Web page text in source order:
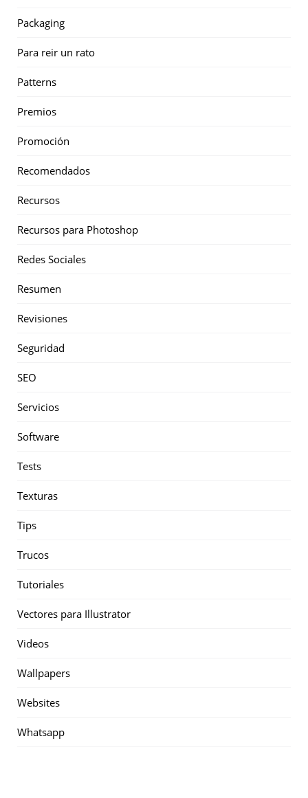
Packaging
Para reir un rato
Patterns
Premios
Promoción
Recomendados
Recursos
Recursos para Photoshop
Redes Sociales
Resumen
Revisiones
Seguridad
SEO
Servicios
Software
Tests
Texturas
Tips
Trucos
Tutoriales
Vectores para Illustrator
Videos
Wallpapers
Websites
Whatsapp